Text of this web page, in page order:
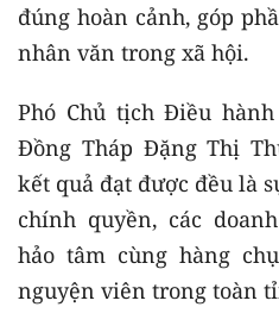
đúng hoàn cảnh, góp
nhân văn trong xã hội.
Phó Chủ tịch Điều
Đồng Tháp Đặng Thị
kết quả đạt được đều là
chính quyền, các
hảo tâm cùng hàng
nguyện viên trong toàn